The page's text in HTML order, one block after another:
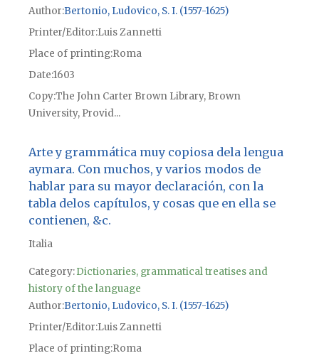
Author Bertonio, Ludovico, S. I. (1557-1625)
Printer/Editor Luis Zannetti
Place of printingRoma
Date1603
CopyThe John Carter Brown Library, Brown
University, Provid...
Arte y grammática muy copiosa dela lengua
aymara. Con muchos, y varios modos de
hablar para su mayor declaración, con la
tabla delos capítulos, y cosas que en ella se
contienen, &c.
Italia
Category:Dictionaries, grammatical treatises and
history of the language
Author Bertonio, Ludovico, S. I. (1557-1625)
Printer/Editor Luis Zannetti
Place of printingRoma